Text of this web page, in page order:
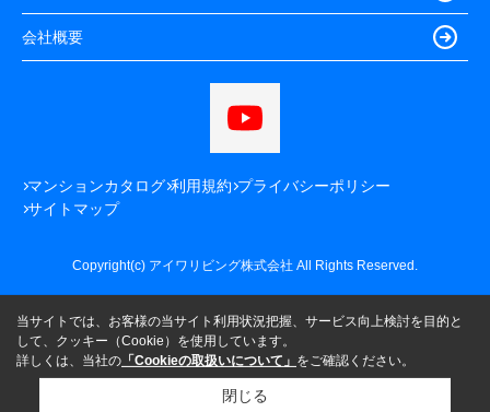
会社概要
マンションカタログ 利用規約 プライバシーポリシー
サイトマップ
Copyright(c) アイワリビング株式会社 All Rights Reserved.
当サイトでは、お客様の当サイト利用状況把握、サービス向上検討を目的と
して、クッキー（Cookie）を使用しています。
詳しくは、当社の 「Cookieの取扱いについて」 をご確認ください。
閉じる